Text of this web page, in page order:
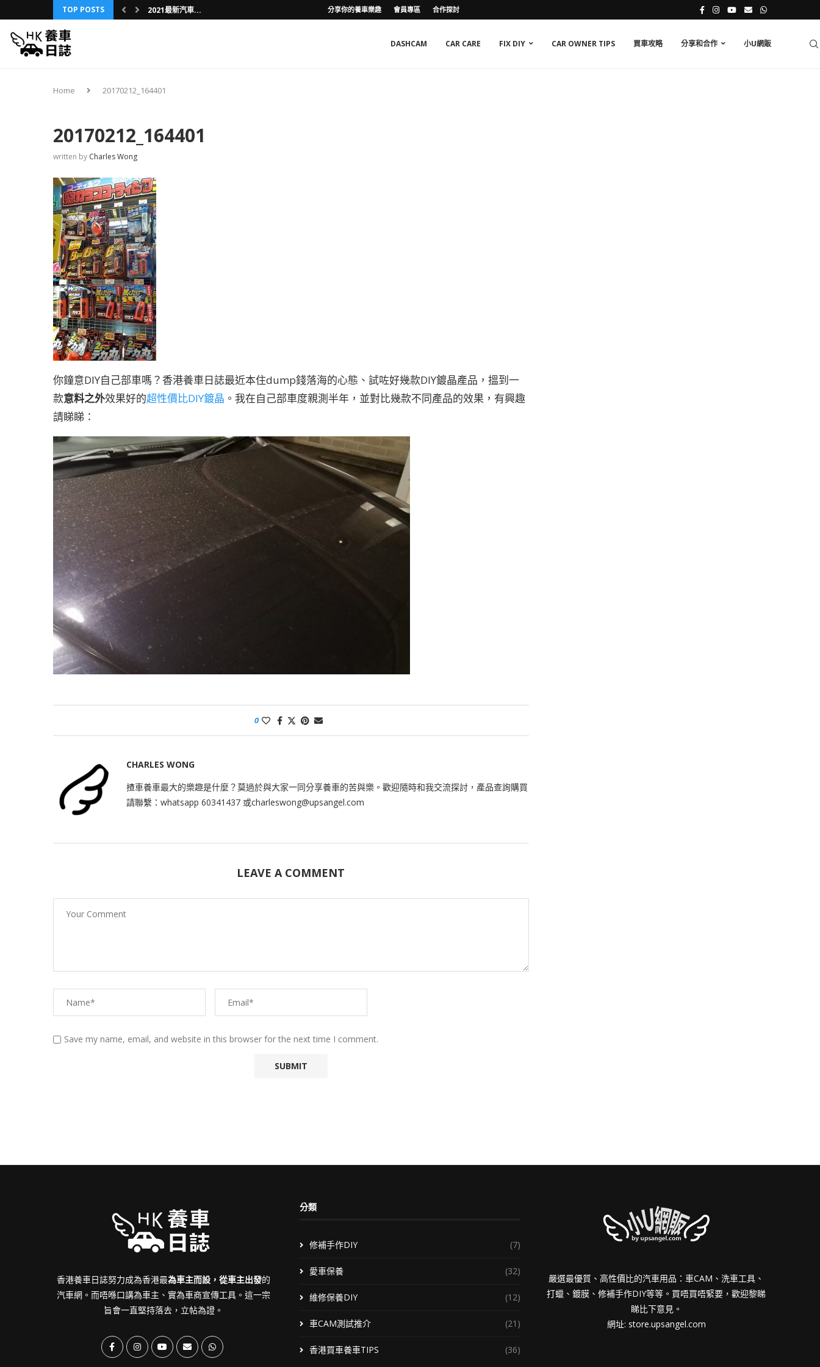
TOP POSTS
2021最新汽車...
分享你的養車樂趣 會員專區 合作探討
DASHCAM CAR CARE FIX DIY CAR OWNER TIPS 買車攻略 分享和合作 小U網販
Home 20170212_164401
20170212_164401
written by Charles Wong
你鐘意DIY自己部車嗎？香港養車日誌最近本住dump錢落海的心態、試咗好幾款DIY鍍晶產品，搵到一
款意料之外效果好的超性價比DIY鍍晶 。我在自己部車度親測半年，並對比幾款不同產品的效果，有興趣
請睇睇：
0
CHARLES WONG
揸車養車最大的樂趣是什麼？莫過於與大家一同分享養車的苦與樂。歡迎隨時和我交流探討，產品查詢購買
請聯繫：whatsapp 60341437 或charleswong@upsangel.com
LEAVE A COMMENT
Save my name, email, and website in this browser for the next time I comment.
香港養車日誌努力成為香港最為車主而設，從車主出發的
汽車網。而唔喺口講為車主、實為車商宣傳工具。這一宗
旨會一直堅持落去，立帖為證。
分類
修補手作DIY (7)
愛車保養 (32)
維修保養DIY (12)
車CAM測試推介 (21)
香港買車養車TIPS (36)
嚴選最優質、高性價比的汽車用品：車CAM、洗車工具、
打蠟、鍍膜、修補手作DIY等等。買唔買唔緊要，歡迎黎睇
睇比下意見。
網址: store.upsangel.com